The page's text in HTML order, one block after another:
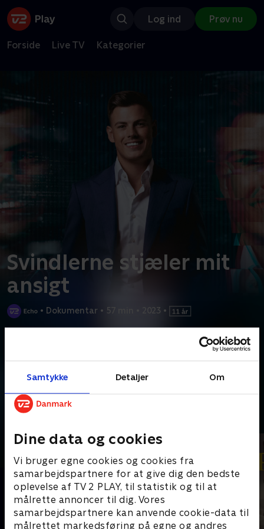
Samtykke Detaljer Om
Dine data og cookies
Vi bruger egne cookies og cookies fra
samarbejdspartnere for at give dig den bedste
oplevelse af TV 2 PLAY, til statistik og til at
målrette annoncer til dig. Vores
samarbejdspartnere kan anvende cookie-data til
målrettet markedsføring på egne og andres
Log ind Prøv nu
Forside Live TV Kategorier
Svindlerne stjæler mit
ansigt
• Dokumentar • 57 min 2023 •
Efter at have lagt sit liv ud på sociale medier bliver James
Andre så også